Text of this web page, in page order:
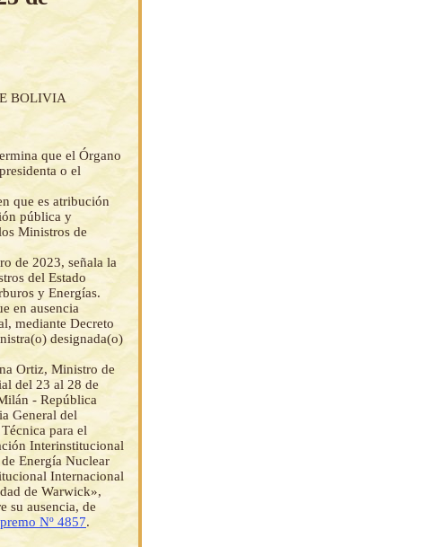
BOLIVIA
que el Órgano
o el
que es atribución
pública y
Ministros de
de 2023, señala la
del Estado
y Energías.
en ausencia
mediante Decreto
designada(o)
Ortiz, Ministro de
del 23 al 28 de
- República
General del
para el
Interinstitucional
Energía Nuclear
Internacional
de Warwick»,
su ausencia, de
Nº 4857.